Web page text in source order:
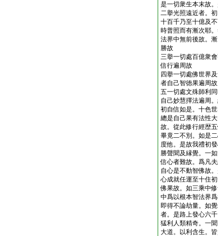
是一切衆生本末故
二擧光照遠近者。
十百千乃至十億及
時普照而有漸次耶
法界中無前後故。
勝故
三擧一切處百億衆
信行遍周故
四擧一切處佛世界
者自己智徳果遍周故
五一切處文殊師利
自己妙慧擇法遍周
初自信如是。十色
總是自己果有法性
故。從此修行經歴
畢竟二不別。如是
度他。是故我禮初
勝聲聞及縁覺。一
信心者難故。爲凡
自心是不動智佛故
心成就任運至十住
佛果故。如三乘中
中爲以根本智法界
即得不論劫量。如
者。是路上發心六
猛利人類精奇。一
大道。以利含生。